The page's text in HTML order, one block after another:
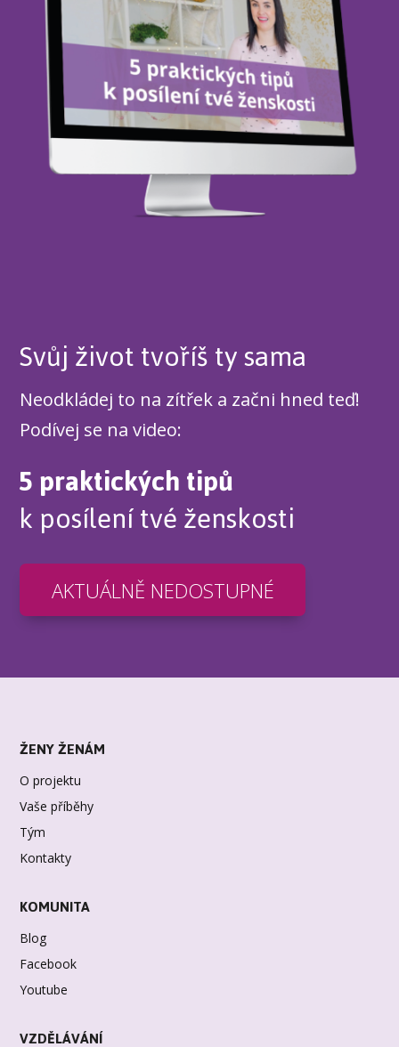
Svůj život tvoříš ty sama
Neodkládej to na zítřek a začni hned teď!
Podívej se na video:
5 praktických tipů
k posílení tvé ženskosti
AKTUÁLNĚ NEDOSTUPNÉ
ŽENY ŽENÁM
O projektu
Vaše příběhy
Tým
Kontakty
KOMUNITA
Blog
Facebook
Youtube
VZDĚLÁVÁNÍ